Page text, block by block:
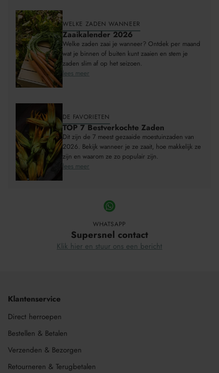
WELKE ZADEN WANNEER
Zaaikalender 2026
Welke zaden zaai je wanneer? Ontdek per maand
wat je binnen of buiten kunt zaaien en stem je
zaden slim af op het seizoen.
lees meer
DE FAVORIETEN
TOP 7 Bestverkochte Zaden
Dit zijn de 7 meest gezaaide moestuinzaden van
2026. Bekijk wanneer je ze zaait, hoe makkelijk ze
zijn en waarom ze zo populair zijn.
lees meer
WHATSAPP
Supersnel contact
Klik hier en stuur ons een bericht
Klantenservice
Direct herroepen
Bestellen & Betalen
Verzenden & Bezorgen
Retourneren & Terugbetalen